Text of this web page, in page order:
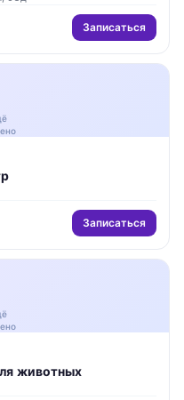
Записаться
Записаться
животных